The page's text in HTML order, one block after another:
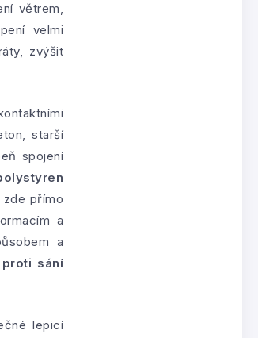
větrem,
velmi
zvýšit
starší
spojení
zde přímo
a
a
sání
lepicí